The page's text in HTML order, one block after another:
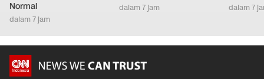
Normal
dalam 7 jam
dalam 7 jam dalam 7